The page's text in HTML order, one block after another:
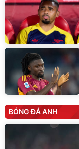
BÓNG ĐÁ ANH